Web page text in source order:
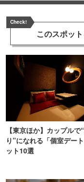
Check!
このスポッ
【東京ほか】カップルで
り”になれる「個室デー
ット10選